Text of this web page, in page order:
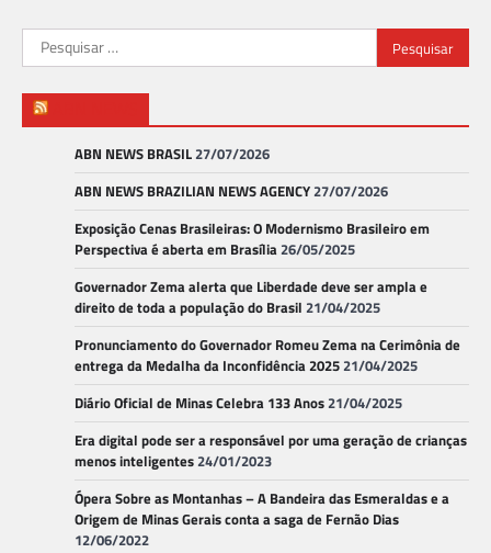
Pesquisar
por:
ABN NEWS BRASIL27/07/2026
ABN NEWS BRAZILIAN NEWS AGENCY27/07/2026
Exposição Cenas Brasileiras: O Modernismo Brasileiro em
Perspectiva é aberta em Brasília26/05/2025
Governador Zema alerta que Liberdade deve ser ampla e
direito de toda a população do Brasil 21/04/2025
Pronunciamento do Governador Romeu Zema na Cerimônia de
entrega da Medalha da Inconfidência 202521/04/2025
Diário Oficial de Minas Celebra 133 Anos21/04/2025
Era digital pode ser a responsável por uma geração de crianças
menos inteligentes24/01/2023
Ópera Sobre as Montanhas – A Bandeira das Esmeraldas e a
Origem de Minas Gerais conta a saga de Fernão Dias
12/06/2022